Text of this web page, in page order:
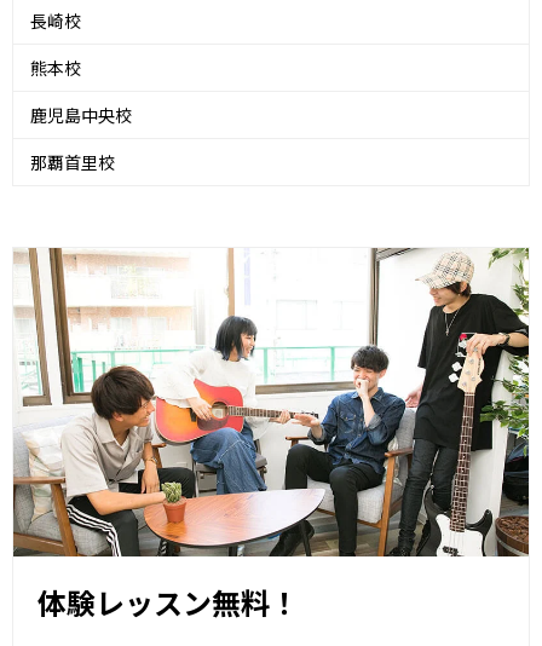
長崎校
熊本校
鹿児島中央校
那覇首里校
体験レッスン無料！